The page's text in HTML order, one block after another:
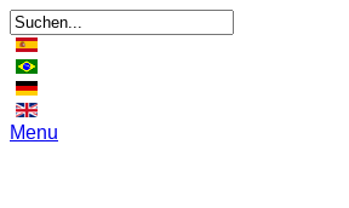
Menu